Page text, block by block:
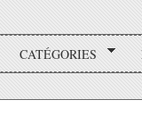
CATÉGORIES